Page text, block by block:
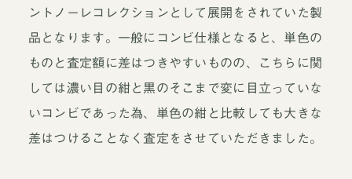
ントノーレコレクションとして展開をされていた製
品となります。一般にコンビ仕様となると、単色の
ものと査定額に差はつきやすいものの、こちらに関
しては濃い目の紺と黒のそこまで変に目立っていな
いコンビであった為、単色の紺と比較しても大きな
差はつけることなく査定をさせていただきました。